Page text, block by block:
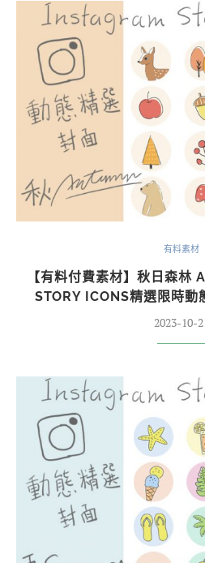
有料素材
【有料付費素材】秋日森林
STORY ICONS精選限時動
2023-10-